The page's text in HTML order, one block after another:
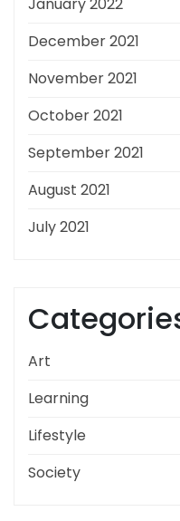
January 2022
December 2021
November 2021
October 2021
September 2021
August 2021
July 2021
Art
Learning
Lifestyle
Society